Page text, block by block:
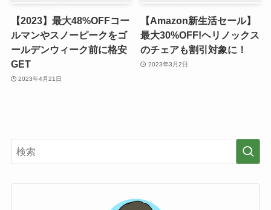
【2023】最大48%OFFコー
ルマンやスノーピークをゴ
ールデンウィーク前に格安
GET
2023年4月21日
【Amazon新生活セール】
最大30%OFF!ヘリノックス
のチェアも割引対象に！
2023年3月2日